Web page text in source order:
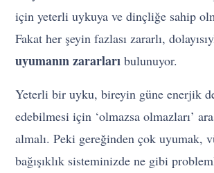
için yeterli uykuya ve dinçliğe sahip
Fakat her şeyin fazlası zararlı,
uyumanın zararları bulunuyor.
Yeterli bir uyku, bireyin güne enerjik
edebilmesi için ‘olmazsa olmazları’
almalı. Peki gereğinden çok uyumak,
bağışıklık sisteminizde ne gibi